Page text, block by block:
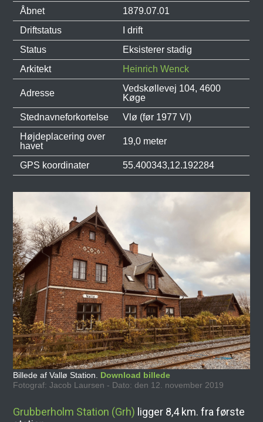
Åbnet
1879.07.01
Driftstatus
I drift
Status
Eksisterer stadig
Arkitekt
Heinrich Wenck
Adresse
Vedskøllevej 104, 4600
Køge
Stednavneforkortelse
Vlø (før 1977 Vl)
Højdeplacering over
havet
19,0 meter
GPS koordinater 55.400343,12.192284
Billede af Vallø Station. Download billede
Fotograf: Jacob Laursen - Dato: den 12. november 2019
Grubberholm Station (Grh) ligger 8,4 km. fra første